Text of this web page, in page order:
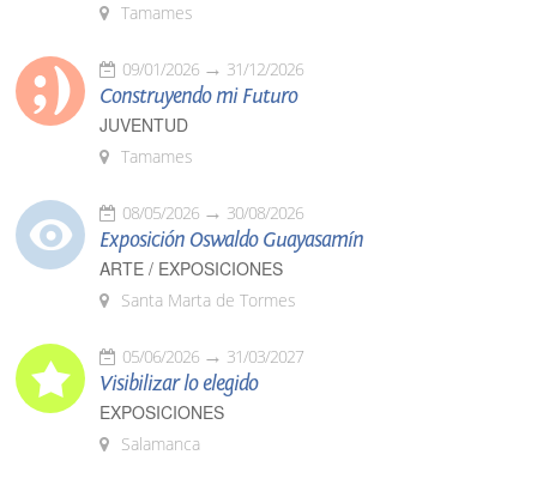
Tamames
09/01/2026 31/12/2026
Construyendo mi Futuro
JUVENTUD
Tamames
08/05/2026 30/08/2026
Exposición Oswaldo Guayasamín
ARTE / EXPOSICIONES
Santa Marta de Tormes
05/06/2026 31/03/2027
Visibilizar lo elegido
EXPOSICIONES
Salamanca